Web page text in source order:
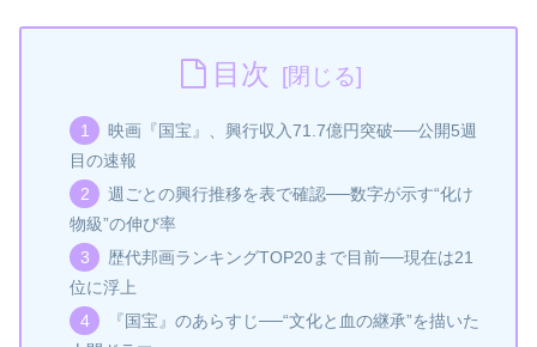
目次
映画『国宝』、興行収入71.7億円突破──公開5週
目の速報
週ごとの興行推移を表で確認──数字が示す“化け
物級”の伸び率
歴代邦画ランキングTOP20まで目前──現在は21
位に浮上
『国宝』のあらすじ──“文化と血の継承”を描いた